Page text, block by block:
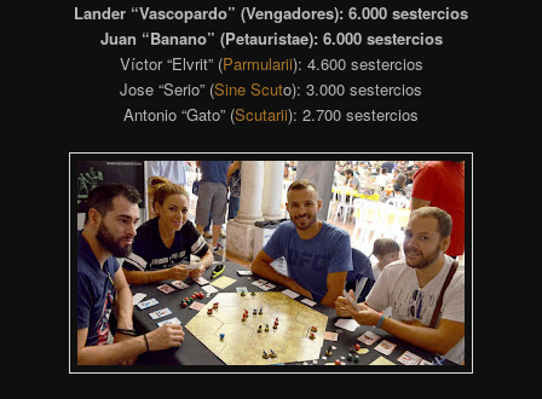
Lander “Vascopardo” (Vengadores): 6.000 sestercios
Juan “Banano” (Petauristae): 6.000 sestercios
Víctor “Elvrit” (Parmularii): 4.600 sestercios
Jose “Serio” (Sine Scuto): 3.000 sestercios
Antonio “Gato” (Scutarii): 2.700 sestercios